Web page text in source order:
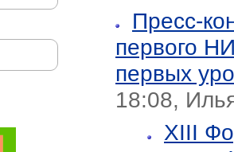
Пресс-
первого
первых
18:08,
XIII